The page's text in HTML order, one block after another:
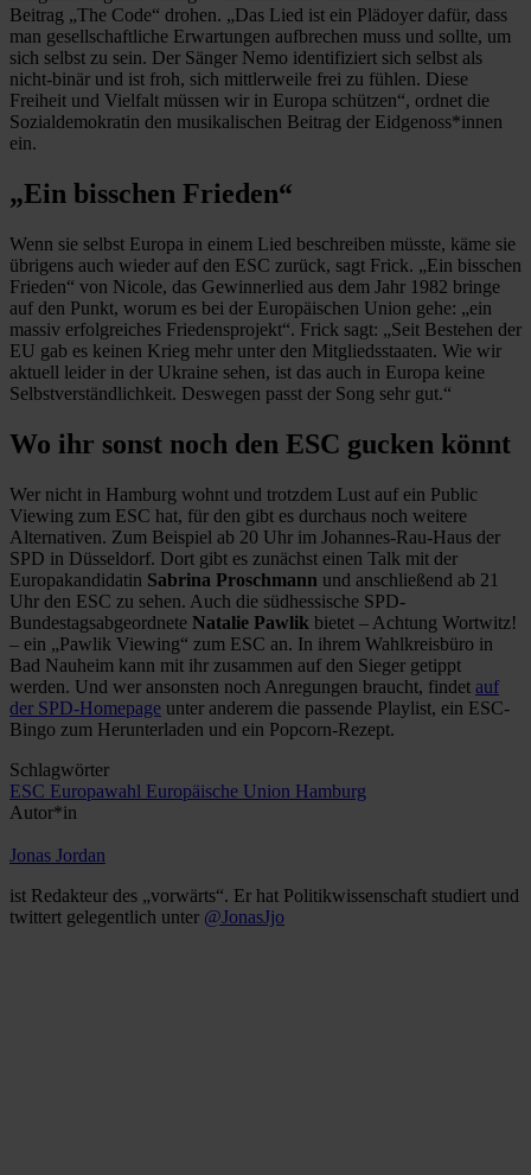
Beitrag „The Code“ drohen. „Das Lied ist ein Plädoyer dafür, dass
man gesellschaftliche Erwartungen aufbrechen muss und sollte, um
sich selbst zu sein. Der Sänger Nemo identifiziert sich selbst als
nicht-binär und ist froh, sich mittlerweile frei zu fühlen. Diese
Freiheit und Vielfalt müssen wir in Europa schützen“, ordnet die
Sozialdemokratin den musikalischen Beitrag der Eidgenoss*innen
ein.
„Ein bisschen Frieden“
Wenn sie selbst Europa in einem Lied beschreiben müsste, käme sie
übrigens auch wieder auf den ESC zurück, sagt Frick. „Ein bisschen
Frieden“ von Nicole, das Gewinnerlied aus dem Jahr 1982 bringe
auf den Punkt, worum es bei der Europäischen Union gehe: „ein
massiv erfolgreiches Friedensprojekt“. Frick sagt: „Seit Bestehen der
EU gab es keinen Krieg mehr unter den Mitgliedsstaaten. Wie wir
aktuell leider in der Ukraine sehen, ist das auch in Europa keine
Selbstverständlichkeit. Deswegen passt der Song sehr gut.“
Wo ihr sonst noch den ESC gucken könnt
Wer nicht in Hamburg wohnt und trotzdem Lust auf ein Public
Viewing zum ESC hat, für den gibt es durchaus noch weitere
Alternativen. Zum Beispiel ab 20 Uhr im Johannes-Rau-Haus der
SPD in Düsseldorf. Dort gibt es zunächst einen Talk mit der
Europakandidatin Sabrina Proschmann und anschließend ab 21
Uhr den ESC zu sehen. Auch die südhessische SPD-
Bundestagsabgeordnete Natalie Pawlik bietet – Achtung Wortwitz!
– ein „Pawlik Viewing“ zum ESC an. In ihrem Wahlkreisbüro in
Bad Nauheim kann mit ihr zusammen auf den Sieger getippt
werden. Und wer ansonsten noch Anregungen braucht, findet auf
der SPD-Homepage unter anderem die passende Playlist, ein ESC-
Bingo zum Herunterladen und ein Popcorn-Rezept.
Schlagwörter
ESC Europawahl Europäische Union Hamburg
Autor*in
Jonas Jordan
ist Redakteur des „vorwärts“. Er hat Politikwissenschaft studiert und
twittert gelegentlich unter @JonasJjo